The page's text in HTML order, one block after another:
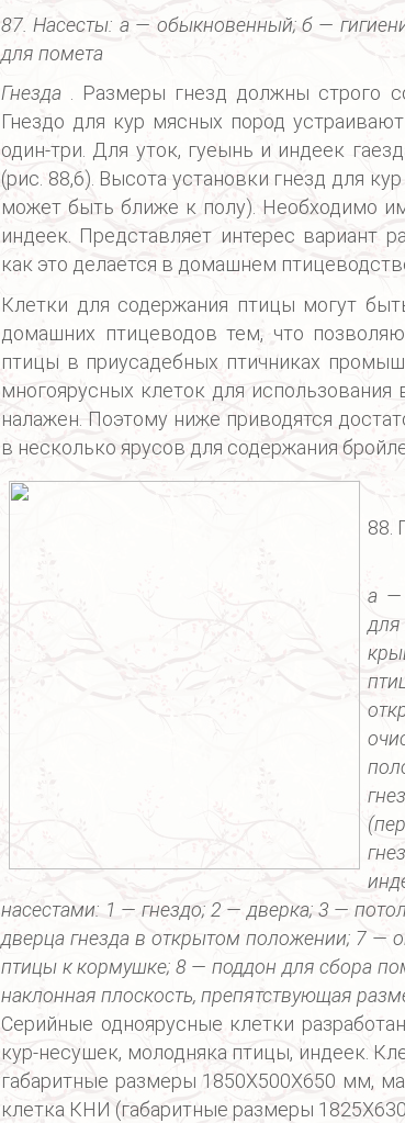
87. Насесты: а — обыкновенный; б —
для помета
Гнезда . Размеры гнезд должны строго
Гнездо для кур мясных пород
один-три. Для уток, гуеынь и индеек
(рис. 88,6). Высота установки гнезд для
может быть ближе к полу). Необходимо
индеек. Представляет интерес вариант
как это делается в домашнем
Клетки для содержания птицы могут
домашних птицеводов тем, что
птицы в приусадебных птичниках
многоярусных клеток для
налажен. Поэтому ниже приводятся
в несколько ярусов для содержания
88.
а —
насестами: 1 — гнездо; 2 — дверка; 3 —
дверца гнезда в открытом положении; 7 —
птицы к кормушке; 8 — поддон для сбора
наклонная плоскость, препятствующая
Серийные одноярусные клетки
кур-несушек, молодняка птицы, индеек.
габаритные размеры 1850X500X650 мм,
клетка КНИ (габаритные размеры